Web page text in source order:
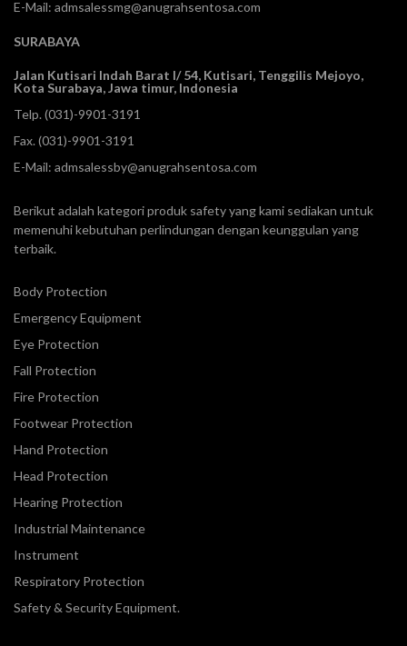
E-Mail: admsalessmg@anugrahsentosa.com
SURABAYA
Jalan Kutisari Indah Barat I/ 54, Kutisari, Tenggilis Mejoyo,
Kota Surabaya, Jawa timur, Indonesia
Telp. (031)-9901-3191
Fax. (031)-9901-3191
E-Mail: admsalessby@anugrahsentosa.com
Berikut adalah kategori produk safety yang kami sediakan untuk
memenuhi kebutuhan perlindungan dengan keunggulan yang
terbaik.
Body Protection
Emergency Equipment
Eye Protection
Fall Protection
Fire Protection
Footwear Protection
Hand Protection
Head Protection
Hearing Protection
Industrial Maintenance
Instrument
Respiratory Protection
Safety & Security Equipment.